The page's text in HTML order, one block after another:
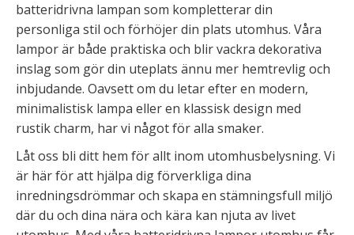
batteridrivna lampan som kompletterar din
personliga stil och förhöjer din plats utomhus. Våra
lampor är både praktiska och blir vackra dekorativa
inslag som gör din uteplats ännu mer hemtrevlig och
inbjudande. Oavsett om du letar efter en modern,
minimalistisk lampa eller en klassisk design med
rustik charm, har vi något för alla smaker.
Låt oss bli ditt hem för allt inom utomhusbelysning. Vi
är här för att hjälpa dig förverkliga dina
inredningsdrömmar och skapa en stämningsfull miljö
där du och dina nära och kära kan njuta av livet